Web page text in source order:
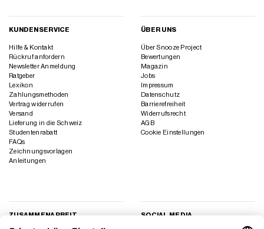
KUNDENSERVICE
Hilfe & Kontakt
Rückruf anfordern
Newsletter Anmeldung
Ratgeber
Lexikon
Zahlungsmethoden
Vertrag widerrufen
Versand
Lieferung in die Schweiz
Studentenrabatt
FAQs
Zeichnungsvorlagen
Anleitungen
ÜBER UNS
Über Snooze Project
Bewertungen
Magazin
Jobs
Impressum
Datenschutz
Barrierefreiheit
Widerrufsrecht
AGB
Cookie Einstellungen
ZUSAMMENARBEIT SOCIAL MEDIA